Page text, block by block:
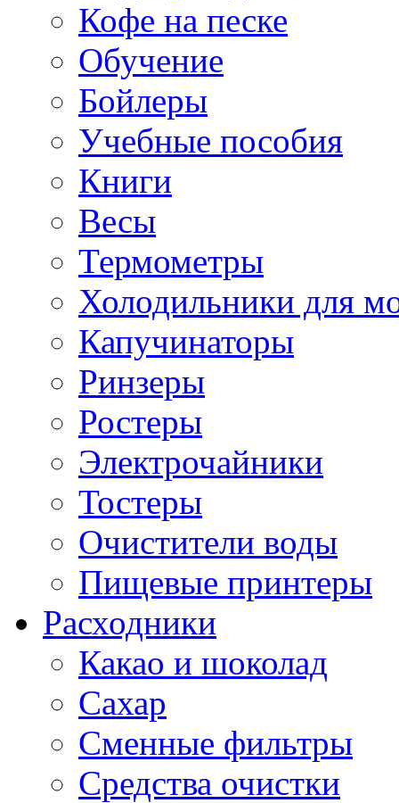
Кофе на песке
Обучение
Бойлеры
Учебные пособия
Книги
Весы
Термометры
Холодильники для
Капучинаторы
Ринзеры
Ростеры
Электрочайники
Тостеры
Очистители воды
Пищевые принтеры
Расходники
Какао и шоколад
Сахар
Сменные фильтры
Средства очистки